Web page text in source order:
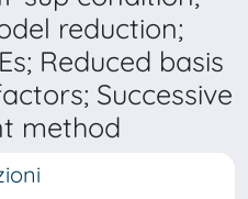
reduction;
Reduced basis
Successive
method